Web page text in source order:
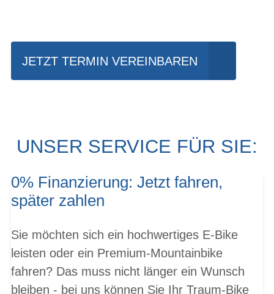
JETZT TERMIN VEREINBAREN
UNSER SERVICE FÜR SIE:
0% Finanzierung: Jetzt fahren,
später zahlen
Sie möchten sich ein hochwertiges E-Bike
leisten oder ein Premium-Mountainbike
fahren? Das muss nicht länger ein Wunsch
bleiben - bei uns können Sie Ihr Traum-Bike